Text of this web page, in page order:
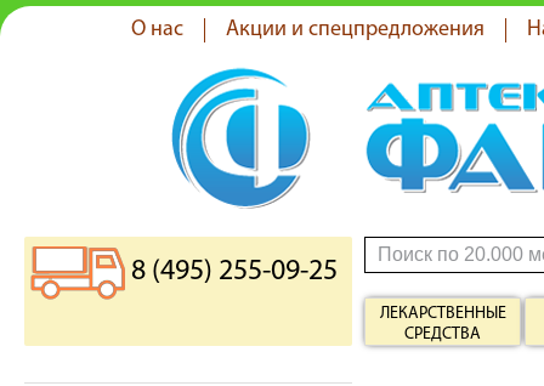
О нас Акции и спецпредложения
8 (495) 255-09-25
ЛЕКАРСТВЕННЫЕ
СРЕДСТВА